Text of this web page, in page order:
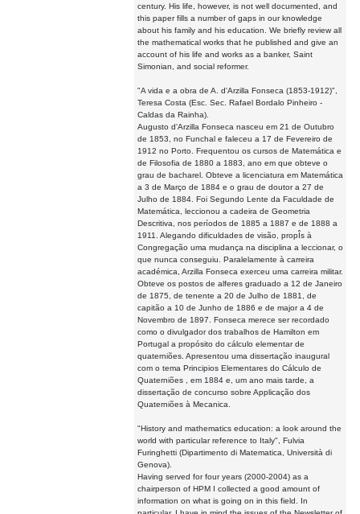
century. His life, however, is not well documented, and
this paper fills a number of gaps in our knowledge
about his family and his education. We briefly review all
the mathematical works that he published and give an
account of his life and works as a banker, Saint
Simonian, and social reformer.
"A vida e a obra de A. d'Arzilla Fonseca (1853-1912)",
Teresa Costa (Esc. Sec. Rafael Bordalo Pinheiro -
Caldas da Rainha).
Augusto d'Arzilla Fonseca nasceu em 21 de Outubro
de 1853, no Funchal e faleceu a 17 de Fevereiro de
1912 no Porto. Frequentou os cursos de Matemática e
de Filosofia de 1880 a 1883, ano em que obteve o
grau de bacharel. Obteve a licenciatura em Matemática
a 3 de Março de 1884 e o grau de doutor a 27 de
Julho de 1884. Foi Segundo Lente da Faculdade de
Matemática, leccionou a cadeira de Geometria
Descritiva, nos períodos de 1885 a 1887 e de 1888 a
1911. Alegando dificuldades de visão, propÎs à
Congregação uma mudança na disciplina a leccionar, o
que nunca conseguiu. Paralelamente à carreira
académica, Arzilla Fonseca exerceu uma carreira militar.
Obteve os postos de alferes graduado a 12 de Janeiro
de 1875, de tenente a 20 de Julho de 1881, de
capitão a 10 de Junho de 1886 e de major a 4 de
Novembro de 1897. Fonseca merece ser recordado
como o divulgador dos trabalhos de Hamilton em
Portugal a propósito do cálculo elementar de
quaterniões. Apresentou uma dissertação inaugural
com o tema Principios Elementares do Cálculo de
Quaterniões , em 1884 e, um ano mais tarde, a
dissertação de concurso sobre Applicação dos
Quaterniões à Mecanica.
"History and mathematics education: a look around the
world with particular reference to Italy", Fulvia
Furinghetti (Dipartimento di Matematica, Università di
Genova).
Having served for four years (2000-2004) as a
chairperson of HPM I collected a good amount of
information on what is going on in this field. In